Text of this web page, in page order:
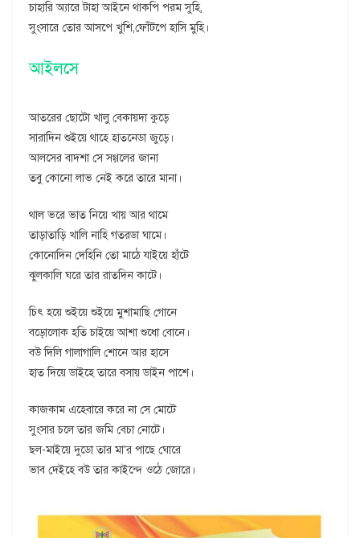
চাহারি অ্যারে টাহা আইনে থাকপি পরম সুহি,
সুংসারে তোর আসপে খুশি,ফোঁটপে হাসি মুহি।
আইলসে
আতরের ছোটো খালু বেকায়দা কুড়ে
সারাদিন শুইয়ে থাহে হাতনেডা জুড়ে।
আলসের বাদশা সে সগ্গলের জানা
তবু কোনো লাভ নেই করে তারে মানা।
থাল ভরে ভাত নিয়ে খায় আর থামে
তাড়াতাড়ি খালি নাহি গতরডা ঘামে।
কোনোদিন দেহিনি তো মাঠে যাইয়ে হাঁটে
ঝুলকালি ঘরে তার রাতদিন কাটে।
চিৎ হয়ে শুইয়ে শুইয়ে মুশামাছি গোনে
বড়োলোক হতি চাইয়ে আশা শুধো বোনে।
বউ দিলি গালাগালি শোনে আর হাসে
হাত দিয়ে ডাইহে তারে বসায় ডাইন পাশে।
কাজকাম এহেবারে করে না সে মোটে
সুংসার চলে তার জমি বেচা নোটে।
ছল-মাইয়ে দুডো তার মা’র পাছে ঘোরে
ভাব দেইহে বউ তার কাইন্দে ওঠে জোরে।